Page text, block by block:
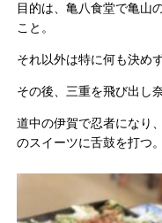
目的は、亀八食堂で亀山
こと。
それ以外は特に何も決め
その後、三重を飛び出し
道中の伊賀で忍者になり
のスイーツに舌鼓を打つ。